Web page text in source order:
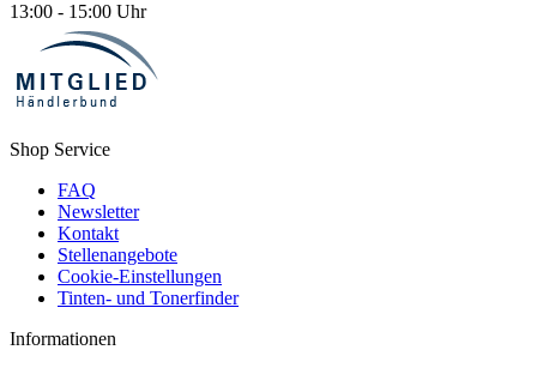
13:00 - 15:00 Uhr
Shop Service
FAQ
Newsletter
Kontakt
Stellenangebote
Cookie-Einstellungen
Tinten- und Tonerfinder
Informationen